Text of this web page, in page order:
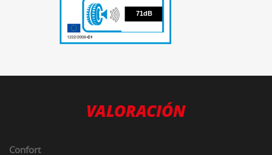
71
71dB
VALORACIÓN
Confort